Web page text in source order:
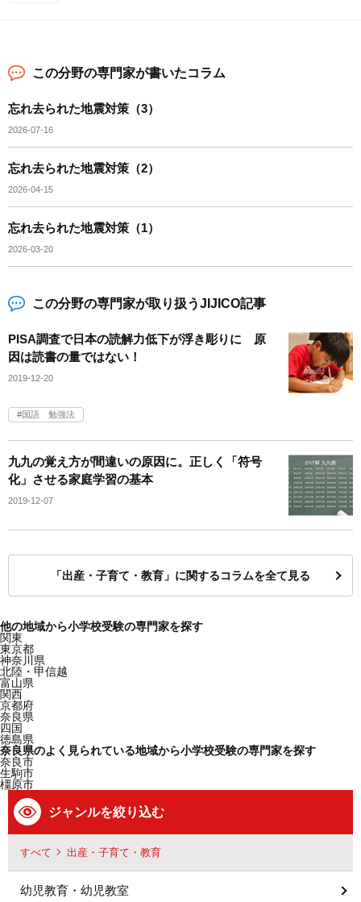
この分野の専門家が書いたコラム
忘れ去られた地震対策（3）
2026-07-16
忘れ去られた地震対策（2）
2026-04-15
忘れ去られた地震対策（1）
2026-03-20
この分野の専門家が取り扱うJIJICO記事
PISA調査で日本の読解力低下が浮き彫りに 原
因は読書の量ではない！
2019-12-20
国語 勉強法
九九の覚え方が間違いの原因に。正しく「符号
化」させる家庭学習の基本
2019-12-07
「出産・子育て・教育」に関するコラムを全て見る
他の地域から小学校受験の専門家を探す
関東
東京都
神奈川県
北陸・甲信越
富山県
関西
京都府
奈良県
四国
徳島県
奈良県のよく見られている地域から小学校受験の専門家を探す
奈良市
生駒市
橿原市
ジャンルを絞り込む
すべて 出産・子育て・教育
幼児教育・幼児教室